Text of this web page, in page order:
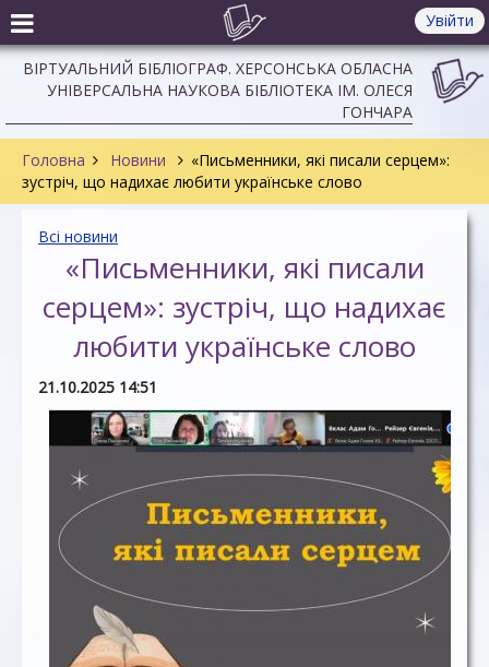
Увійти
ВІРТУАЛЬНИЙ БІБЛІОГРАФ. ХЕРСОНСЬКА ОБЛАСНА
УНІВЕРСАЛЬНА НАУКОВА БІБЛІОТЕКА ІМ. ОЛЕСЯ
ГОНЧАРА
Головна Новини
«Письменники, які писали серцем»:
зустріч, що надихає любити українське слово
Всі новини
«Письменники, які писали
серцем»: зустріч, що надихає
любити українське слово
21.10.2025 14:51